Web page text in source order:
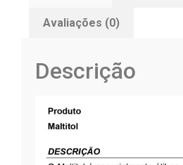
Avaliações (0)
Descrição